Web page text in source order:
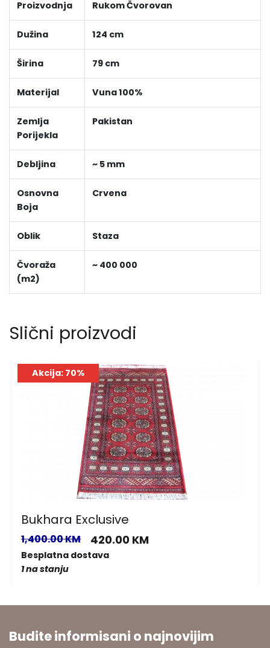
Proizvodnja Rukom Čvorovan
Dužina 124 cm
Širina 79 cm
Materijal Vuna 100%
Zemlja
Porijekla
Pakistan
Debljina ~ 5 mm
Osnovna
Boja
Crvena
Oblik Staza
Čvoraža
(m2)
~ 400 000
Slični proizvodi
Akcija: 70%
Bukhara Exclusive
1,400.00 KM 420.00 KM
Besplatna dostava
1 na stanju
Budite informisani o najnovijim